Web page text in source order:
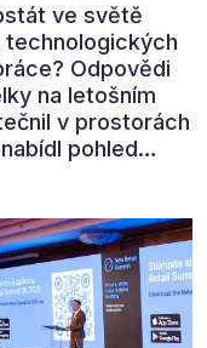
ve světě
Odpovědi
na letošním
v prostorách
pohled
role CFO.